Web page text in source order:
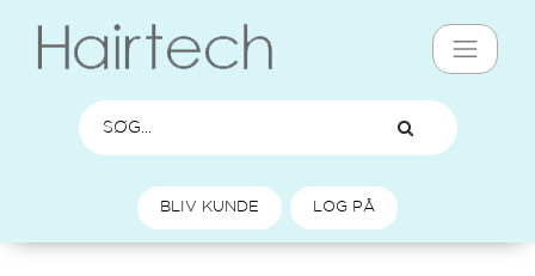
BLIV KUNDE LOG PÅ